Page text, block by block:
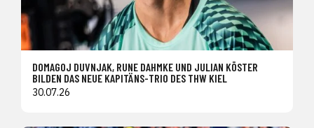
DOMAGOJ DUVNJAK, RUNE DAHMKE UND JULIAN KÖSTER
BILDEN DAS NEUE KAPITÄNS-TRIO DES THW KIEL
30.07.26